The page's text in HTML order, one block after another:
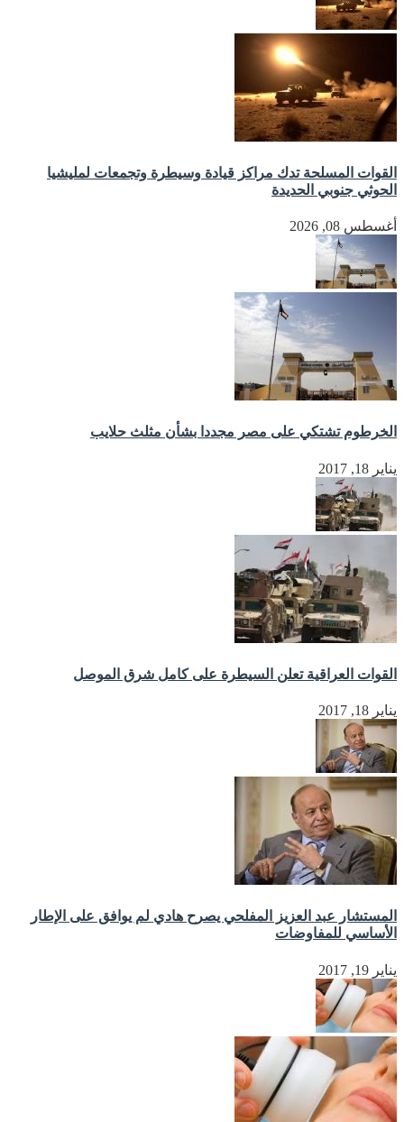
القوات المسلحة تدك مراكز قيادة وسيطرة وتجمعات لمليشيا
الحوثي جنوبي الحديدة
أغسطس 08, 2026
الخرطوم تشتكي على مصر مجددا بشأن مثلث حلايب
يناير 18, 2017
القوات العراقية تعلن السيطرة على كامل شرق الموصل
يناير 18, 2017
المستشار عبد العزيز المفلحي يصرح هادي لم يوافق على الإطار
الأساسي للمفاوضات
يناير 19, 2017